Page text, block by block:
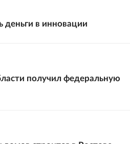
деньги в инновации
получил федеральную